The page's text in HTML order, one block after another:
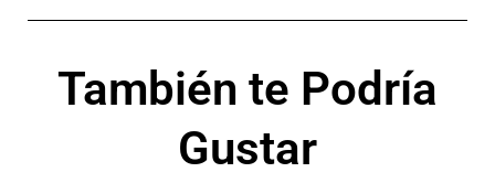
También te Podría
Gustar